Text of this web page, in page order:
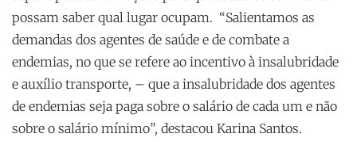
possam saber qual lugar ocupam. “Salientamos as
demandas dos agentes de saúde e de combate a
endemias, no que se refere ao incentivo à insalubridade
e auxílio transporte, – que a insalubridade dos agentes
de endemias seja paga sobre o salário de cada um e não
sobre o salário mínimo”, destacou Karina Santos.